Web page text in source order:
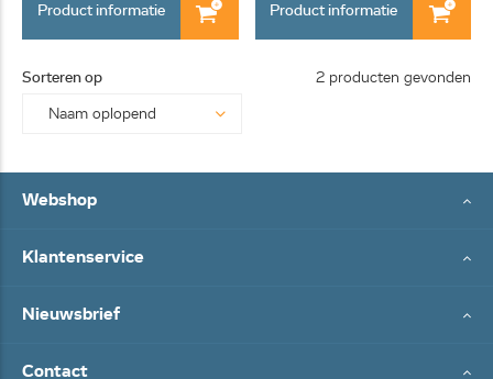
Product informatie Product informatie
Sorteren op 2 producten gevonden
Webshop
Klantenservice
Nieuwsbrief
Contact